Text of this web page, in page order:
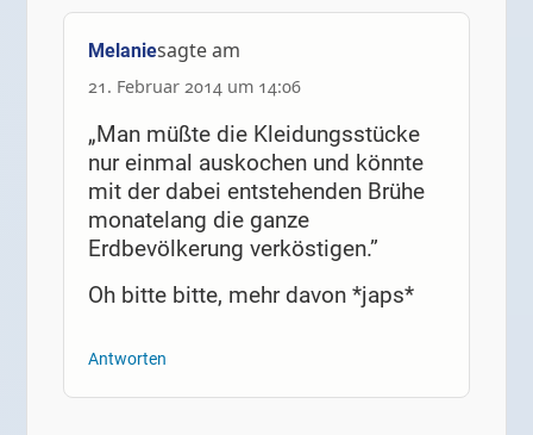
Melaniesagte am
21. Februar 2014 um 14:06
„Man müßte die Kleidungsstücke
nur einmal auskochen und könnte
mit der dabei entstehenden Brühe
monatelang die ganze
Erdbevölkerung verköstigen.”
Oh bitte bitte, mehr davon *japs*
Antworten